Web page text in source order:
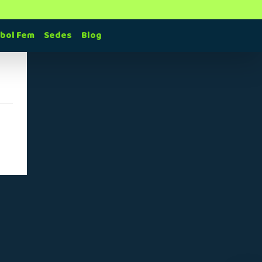
Fem Sedes Blog